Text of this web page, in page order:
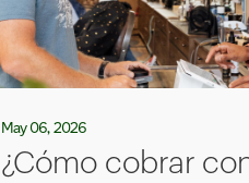
May 06, 2026
¿Cómo cobrar